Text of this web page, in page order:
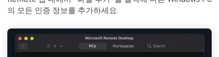
의 모든 인증 정보를 추가하세요.